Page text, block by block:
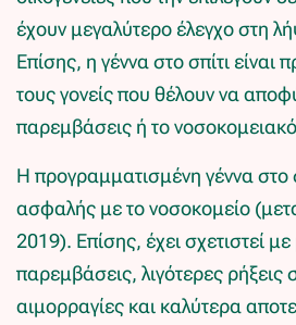
έχουν μεγαλύτερο έλεγχο στη
Επίσης, η γέννα στο σπίτι είναι
τους γονείς που θέλουν να
παρεμβάσεις ή το
Η προγραμματισμένη γέννα στο
ασφαλής με το νοσοκομείο
2019). Επίσης, έχει σχετιστεί
παρεμβάσεις, λιγότερες ρήξεις
αιμορραγίες και καλύτερα